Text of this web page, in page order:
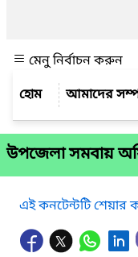
মেনু নির্বাচন করুন
আমাদের
উপজেলা সমবায়
এই কনটেন্টটি শেয়ার